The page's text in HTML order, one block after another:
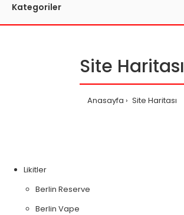
Kategoriler
Site Haritası
Anasayfa Site Haritası
Likitler
Berlin Reserve
Berlin Vape